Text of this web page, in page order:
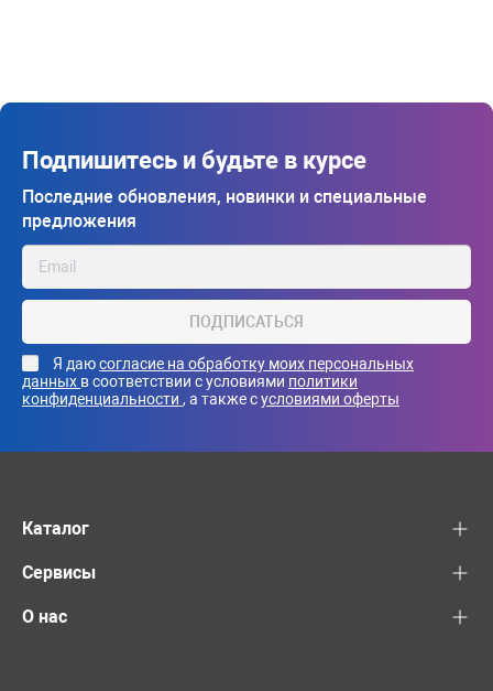
Подпишитесь и будьте в курсе
Последние обновления, новинки и специальные
предложения
ПОДПИСАТЬСЯ
Я даюсогласие на обработку моих персональных
данных в соответствии с условиями политики
конфиденциальности , а также сусловиями оферты
Каталог
Сервисы
О нас